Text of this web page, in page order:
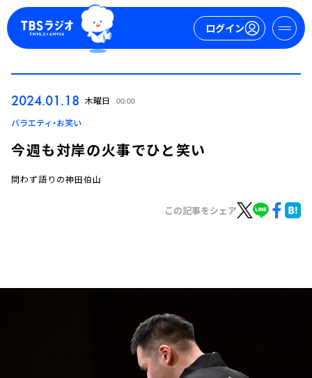
ログイン
ログイン
トピックス
イベント・グッズ
2024.01.18 木曜日 00:00
バラエティ・お笑い
今週も対岸の火事でひと笑い
問わず語りの神田伯山
この記事をシェア